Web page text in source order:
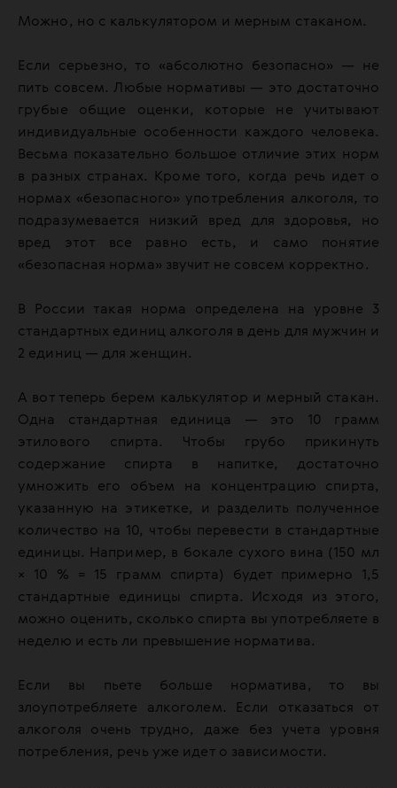
Можно, но с калькулятором и мерным стаканом.
Если серьезно, то «абсолютно безопасно» — не
пить совсем. Любые нормативы — это достаточно
грубые общие оценки, которые не учитывают
индивидуальные особенности каждого человека.
Весьма показательно большое отличие этих норм
в разных странах. Кроме того, когда речь идет о
нормах «безопасного» употребления алкоголя, то
подразумевается низкий вред для здоровья, но
вред этот все равно есть, и само понятие
«безопасная норма» звучит не совсем корректно.
В России такая норма определена на уровне 3
стандартных единиц алкоголя в день для мужчин и
2 единиц — для женщин.
А вот теперь берем калькулятор и мерный стакан.
Одна стандартная единица — это 10 грамм
этилового спирта. Чтобы грубо
прикинуть
содержание спирта в напитке, достаточно
умножить его объем на концентрацию спирта,
указанную на этикетке, и разделить полученное
количество на 10, чтобы перевести в стандартные
единицы. Например, в бокале сухого вина (150 мл
× 10 % = 15 грамм спирта) будет примерно 1,5
стандартные единицы спирта. Исходя из этого,
можно оценить, сколько спирта вы употребляете в
неделю и есть ли превышение норматива.
Если вы пьете больше норматива, то вы
злоупотребляете алкоголем. Если отказаться от
алкоголя очень трудно, даже без учета уровня
потребления, речь уже идет о зависимости.